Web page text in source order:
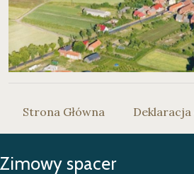
Strona Główna
Zimowy spacer